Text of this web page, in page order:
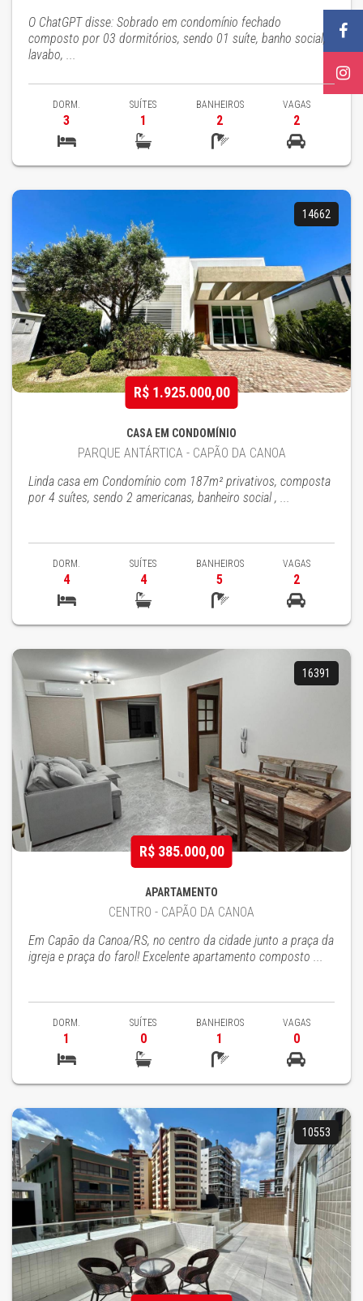
O ChatGPT disse: Sobrado em condomínio fechado
composto por 03 dormitórios, sendo 01 suíte, banho social,
lavabo, ...
DORM.
3
SUÍTES
1
BANHEIROS
2
VAGAS
2
14662
R$ 1.925.000,00
CASA EM CONDOMÍNIO
PARQUE ANTÁRTICA - CAPÃO DA CANOA
Linda casa em Condomínio com 187m² privativos, composta
por 4 suítes, sendo 2 americanas, banheiro social , ...
DORM.
4
SUÍTES
4
BANHEIROS
5
VAGAS
2
16391
R$ 385.000,00
APARTAMENTO
CENTRO - CAPÃO DA CANOA
Em Capão da Canoa/RS, no centro da cidade junto a praça da
igreja e praça do farol! Excelente apartamento composto ...
DORM.
1
SUÍTES
0
BANHEIROS
1
VAGAS
0
10553